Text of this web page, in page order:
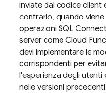
inviate dal codice client
contrario, quando
operazioni SQL Connect
server come Cloud
devi implementare le
corrispondenti per
l'esperienza degli utenti
nelle versioni